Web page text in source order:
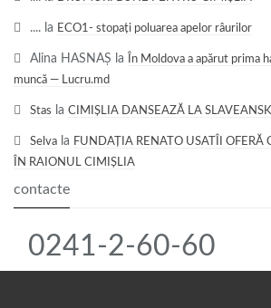
.... la ECO1- stopați poluarea apelor râurilor
Alina HASNAȘ la
În Moldova a apărut prima
muncă — Lucru.md
Stas la CIMIȘLIA DANSEAZĂ LA
Selva la FUNDAȚIA RENATO USATÎI OFERĂ
ÎN RAIONUL CIMIȘLIA
contacte
0241-2-60-60